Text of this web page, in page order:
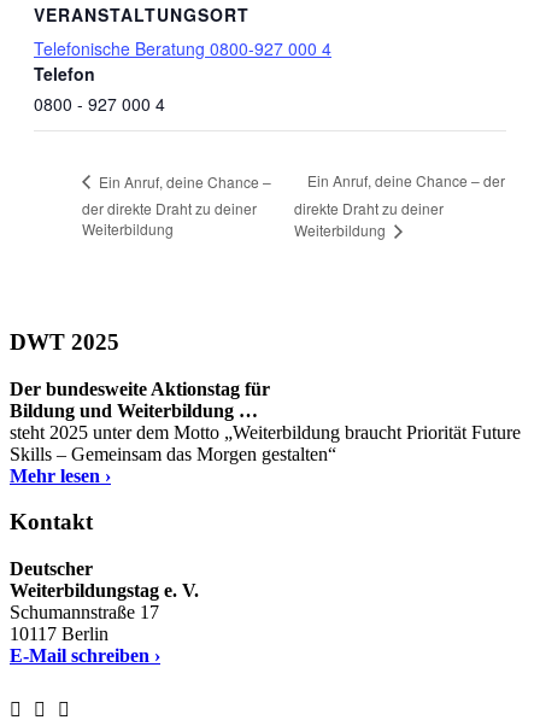
VERANSTALTUNGSORT
Telefonische Beratung 0800-927 000 4
Telefon
0800 - 927 000 4
Ein Anruf, deine Chance –
der direkte Draht zu deiner
Weiterbildung
Ein Anruf, deine Chance – der
direkte Draht zu deiner
Weiterbildung
DWT 2025
Der bundesweite Aktionstag für
Bildung und Weiterbildung …
steht 2025 unter dem Motto „Weiterbildung braucht Priorität Future
Skills – Gemeinsam das Morgen gestalten“
Mehr lesen ›
Kontakt
Deutscher
Weiterbildungstag e. V.
Schumannstraße 17
10117 Berlin
E-Mail schreiben ›